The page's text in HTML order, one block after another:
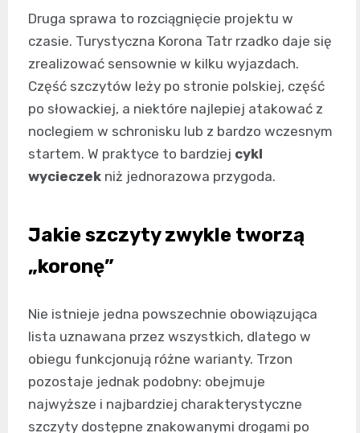
Druga sprawa to rozciągnięcie projektu w
czasie. Turystyczna Korona Tatr rzadko daje się
zrealizować sensownie w kilku wyjazdach.
Część szczytów leży po stronie polskiej, część
po słowackiej, a niektóre najlepiej atakować z
noclegiem w schronisku lub z bardzo wczesnym
startem. W praktyce to bardziej cykl
wycieczek niż jednorazowa przygoda.
Jakie szczyty zwykle tworzą
„koronę”
Nie istnieje jedna powszechnie obowiązująca
lista uznawana przez wszystkich, dlatego w
obiegu funkcjonują różne warianty. Trzon
pozostaje jednak podobny: obejmuje
najwyższe i najbardziej charakterystyczne
szczyty dostępne znakowanymi drogami po